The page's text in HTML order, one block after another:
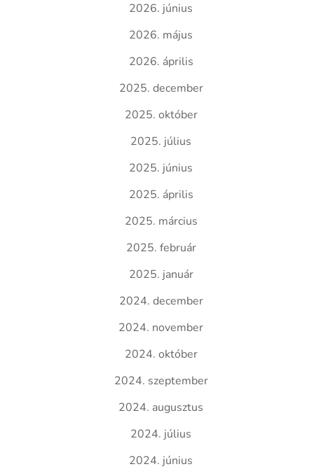
2026. június
2026. május
2026. április
2025. december
2025. október
2025. július
2025. június
2025. április
2025. március
2025. február
2025. január
2024. december
2024. november
2024. október
2024. szeptember
2024. augusztus
2024. július
2024. június